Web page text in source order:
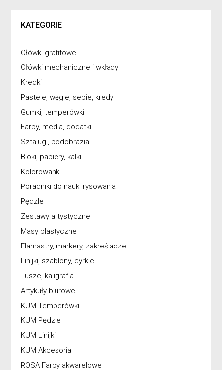
KATEGORIE
Ołówki grafitowe
Ołówki mechaniczne i wkłady
Kredki
Pastele, węgle, sepie, kredy
Gumki, temperówki
Farby, media, dodatki
Sztalugi, podobrazia
Bloki, papiery, kalki
Kolorowanki
Poradniki do nauki rysowania
Pędzle
Zestawy artystyczne
Masy plastyczne
Flamastry, markery, zakreślacze
Linijki, szablony, cyrkle
Tusze, kaligrafia
Artykuły biurowe
KUM Temperówki
KUM Pędzle
KUM Linijki
KUM Akcesoria
ROSA Farby akwarelowe